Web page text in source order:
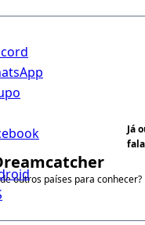
Já
outros países para conhecer?